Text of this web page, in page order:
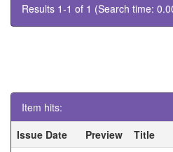
Results 1-1 of 1 (Search time:
Item hits:
Issue Date
Preview Title